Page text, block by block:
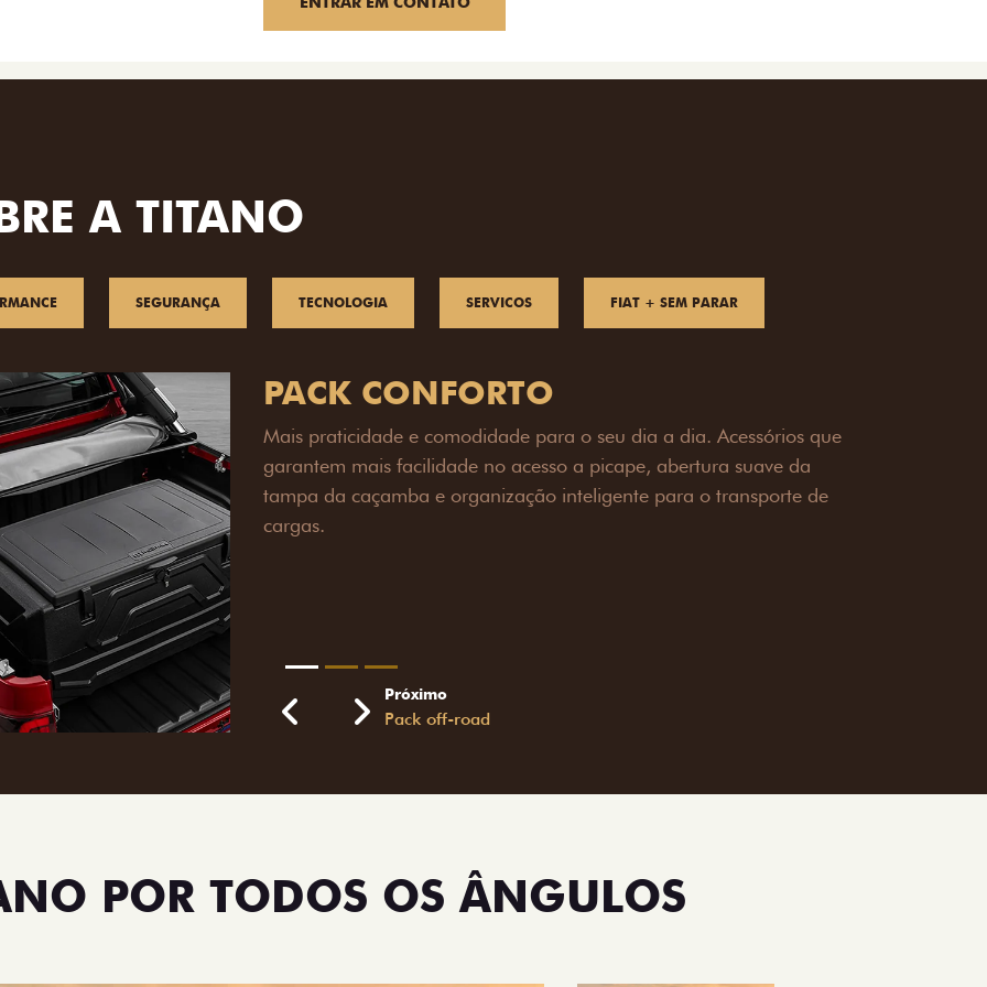
A TITANO
SEGURANÇA TECNOLOGIA SERVICOS FIAT + SEM PARAR
PACK OFF-ROAD
Prepare sua picape para qualquer desafio. O Pack off-road combina
engate de reboque para até 3,5 toneladas, alargadores de para-
lamas e overbumper, oferecendo mais capacidade de reboque,
proteção extra para a carroceria e um visual ainda mais imponente
Próximo
Pack tecnologia
PreviousNext
POR TODOS OS ÂNGULOS